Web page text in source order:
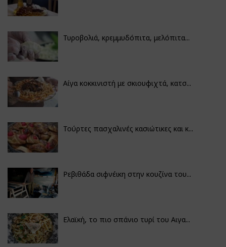
Τυροβολιά, κρεμμυδόπιτα, μελόπιτα...
Αίγα κοκκινιστή με σκιουφιχτά, κατσ...
Τούρτες πασχαλινές κασιώτικες και κ...
Ρεβιθάδα σιφνέικη στην κουζίνα του...
Ελαϊκή, το πιο σπάνιο τυρί του Αιγα...